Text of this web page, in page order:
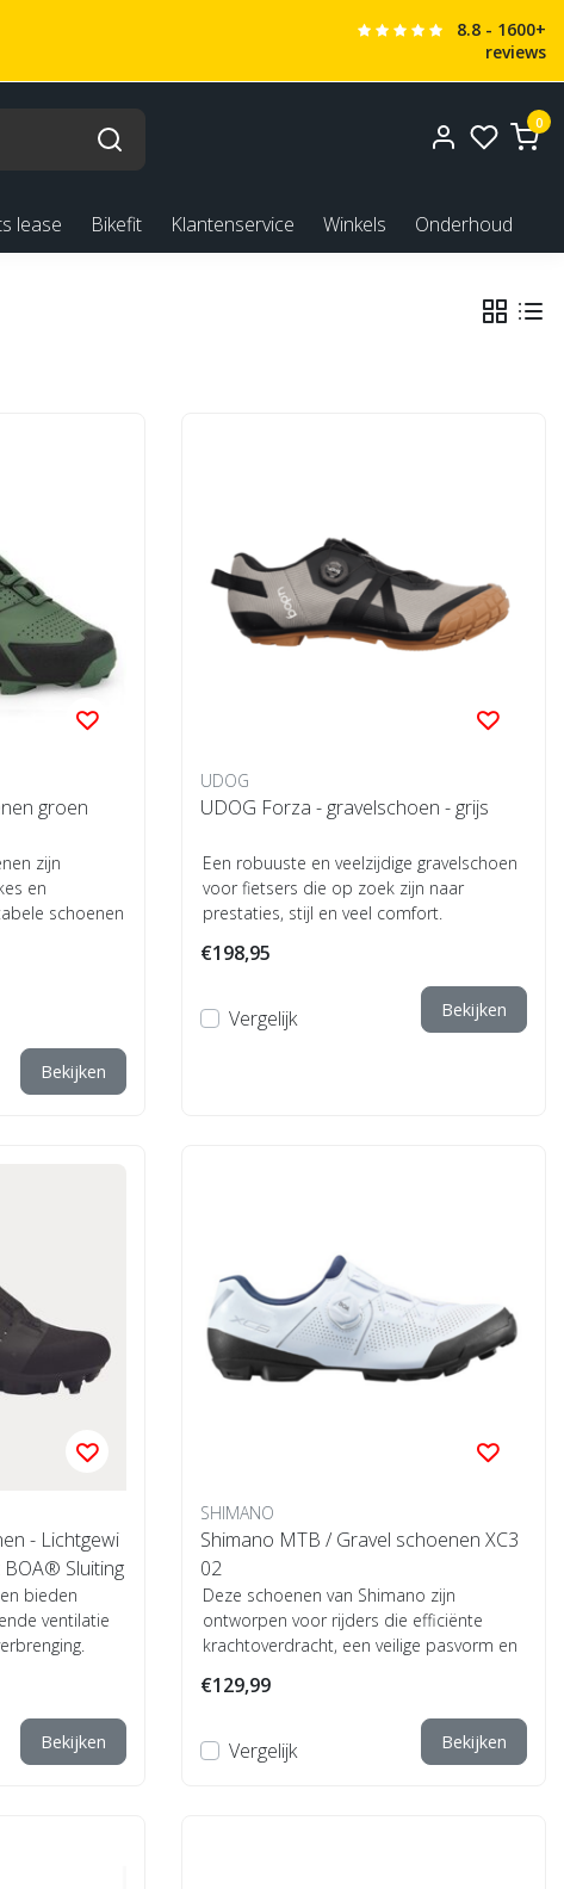
8.8 - 1600+
reviews
0
lease Bikefit Klantenservice Winkels Onderhoud
groen
zijn
en
schoenen
Bekijken
UDOG
UDOG Forza - gravelschoen - grijs
Een robuuste en veelzijdige gravelschoen
voor fietsers die op zoek zijn naar
prestaties, stijl en veel comfort.
€198,95
Vergelijk Bekijken
- Lichtgewi
Sluiting
bieden
ventilatie
Bekijken
SHIMANO
Shimano MTB / Gravel schoenen XC3
02
Deze schoenen van Shimano zijn
ontworpen voor rijders die efficiënte
krachtoverdracht, een veilige pasvorm en
€129,99
Vergelijk Bekijken